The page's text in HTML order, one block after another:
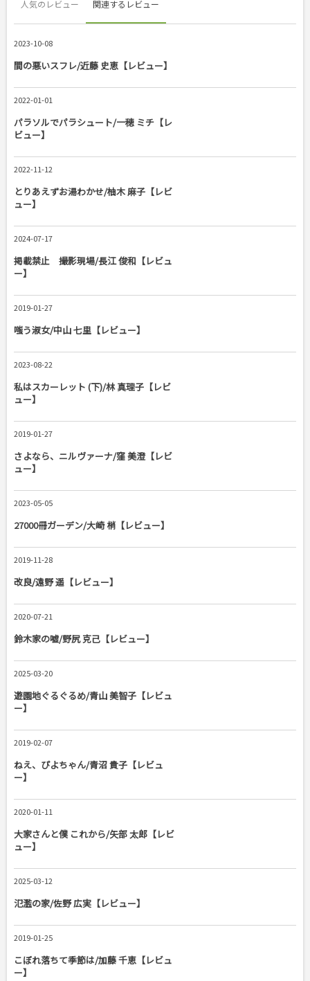
人気のレビュー 関連するレビュー
2023-10-08
間の悪いスフレ/近藤 史恵【レビュー】
2022-01-01
パラソルでパラシュート/一穂 ミチ【レ
ビュー】
2022-11-12
とりあえずお湯わかせ/柚木 麻子【レビ
ュー】
2024-07-17
掲載禁止 撮影現場/長江 俊和【レビュ
ー】
2019-01-27
嗤う淑女/中山 七里【レビュー】
2023-08-22
私はスカーレット (下)/林 真理子【レビ
ュー】
2019-01-27
さよなら、ニルヴァーナ/窪 美澄【レビ
ュー】
2023-05-05
27000冊ガーデン/大崎 梢【レビュー】
2019-11-28
改良/遠野 遥【レビュー】
2020-07-21
鈴木家の嘘/野尻 克己【レビュー】
2025-03-20
遊園地ぐるぐるめ/青山 美智子【レビュ
ー】
2019-02-07
ねえ、ぴよちゃん/青沼 貴子【レビュ
ー】
2020-01-11
大家さんと僕 これから/矢部 太郎【レビ
ュー】
2025-03-12
氾濫の家/佐野 広実【レビュー】
2019-01-25
こぼれ落ちて季節は/加藤 千恵【レビュ
ー】